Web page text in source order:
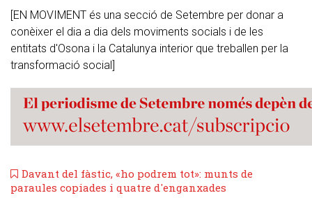
[EN MOVIMENT és una secció de Setembre per donar a
conèixer el dia a dia dels moviments socials i de les
entitats d'Osona i la Catalunya interior que treballen per la
transformació social]
​Davant del fàstic, «ho podrem tot»: munts de
paraules copiades i quatre d'enganxades